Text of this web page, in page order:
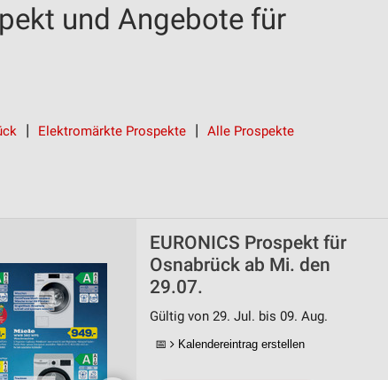
und Angebote für
Elektromärkte Prospekte Alle Prospekte
EURONICS Prospekt für
Osnabrück ab Mi. den
29.07.
Gültig von 29. Jul. bis 09. Aug.
📅 Kalendereintrag erstellen